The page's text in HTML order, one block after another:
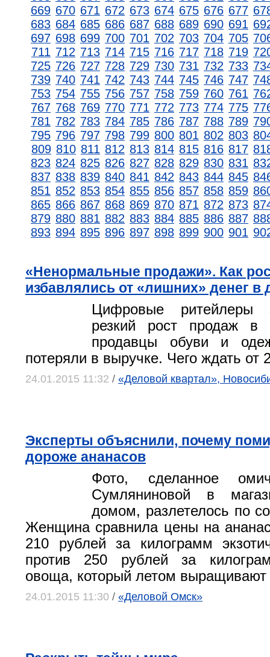
669 670 671 672 673 674 675 676 677
683 684 685 686 687 688 689 690 691
697 698 699 700 701 702 703 704 705
711 712 713 714 715 716 717 718 719
725 726 727 728 729 730 731 732 733
739 740 741 742 743 744 745 746 747
753 754 755 756 757 758 759 760 761
767 768 769 770 771 772 773 774 775
781 782 783 784 785 786 787 788 789
795 796 797 798 799 800 801 802 803
809 810 811 812 813 814 815 816 817
823 824 825 826 827 828 829 830 831
837 838 839 840 841 842 843 844 845
851 852 853 854 855 856 857 858 859
865 866 867 868 869 870 871 872 873
879 880 881 882 883 884 885 886 887
893 894 895 896 897 898 899 900 901
«Ненормальные продажи». Как
избавлялись от «лишних» денег в
Цифровые ритейлеры
резкий рост продаж в
продавцы обуви и
потеряли в выручке. Чего ждать от
24.01.2015 11:32 / «Деловой квартал»,
Эксперты объяснили, почему
дороже ананасов
Фото, сделанное
Сумляниновой в
домом, разлетелось по
Женщина сравнила цены на
210 рублей за килограмм
против 250 рублей за
овоща, который летом
24.01.2015 11:30 / «Деловой Омск»